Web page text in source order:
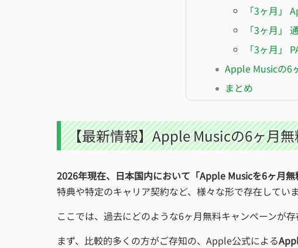
「3ヶ月」
「3ヶ月」
「3ヶ月」
Apple Musicの6
まとめ
【最新情報】Apple Musicの6ヶ月
2026年現在、日本国内において 「Apple Musicを6ヶ月
特典や特定のキャリア契約など、様々な形で存在してい
ここでは、過去にどのような6ヶ月無料キャンペーンが
まず、比較的多くの方がご存知の、Apple公式による